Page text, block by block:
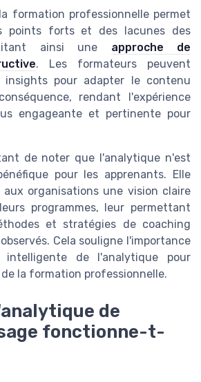
formation professionnelle permet
points forts et des lacunes des
ainsi une approche de
. Les formateurs peuvent
insights pour adapter le contenu
rendant l'expérience
engageante et pertinente pour
de noter que l'analytique n'est
pour les apprenants. Elle
organisations une vision claire
programmes, leur permettant
et stratégies de coaching
Cela souligne l'importance
intelligente de l'analytique pour
la formation professionnelle.
de
fonctionne-t-